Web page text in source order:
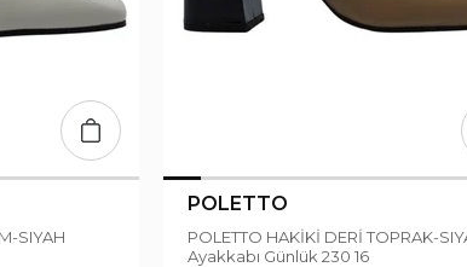
POLETTO
POLETTO HAKİKİ DERİ TOPRAK-SIYAH
Ayakkabı Günlük 230 16